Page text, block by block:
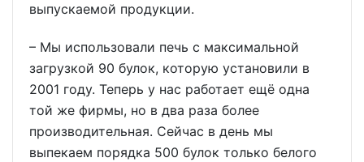
выпускаемой продукции.
– Мы использовали печь с максимальной
загрузкой 90 булок, которую установили в
2001 году. Теперь у нас работает ещё одна
той же фирмы, но в два раза более
производительная. Сейчас в день мы
выпекаем порядка 500 булок только белого